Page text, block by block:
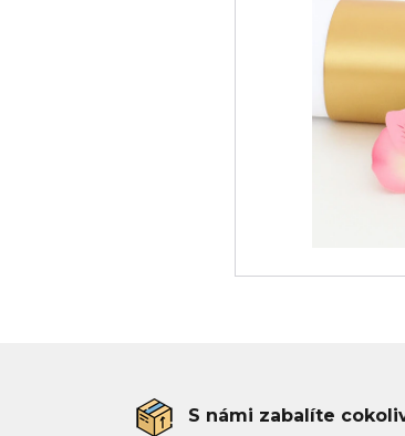
S námi zabalíte